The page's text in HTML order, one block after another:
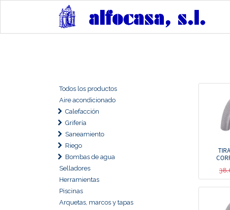
Todos los productos
Aire acondicionado
Calefacción
Grifería
Saneamiento
Riego
Bombas de agua
Selladores
Herramientas
Piscinas
Arquetas, marcos y tapas